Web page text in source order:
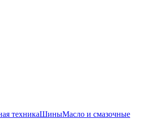
техникаШиныМасло и смазочные